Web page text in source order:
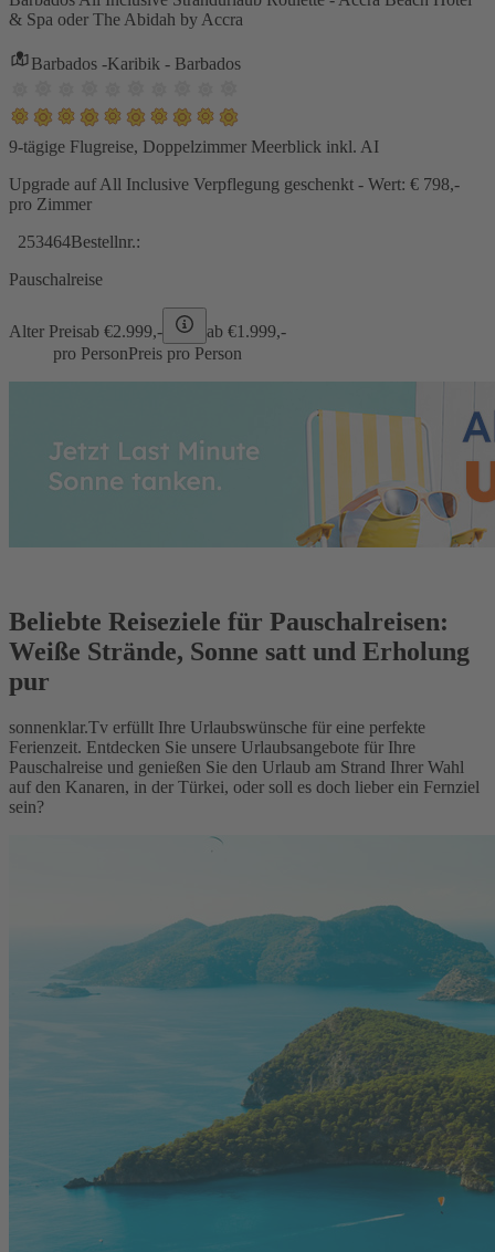
& Spa oder The Abidah by Accra
Barbados -Karibik - Barbados
9-tägige Flugreise, Doppelzimmer Meerblick inkl. AI
Upgrade auf All Inclusive Verpflegung geschenkt - Wert: € 798,-
pro Zimmer
253464Bestellnr.:
Pauschalreise
Alter Preisab €2.999,- ab €1.999,-
pro PersonPreis pro Person
Beliebte Reiseziele für Pauschalreisen:
Weiße Strände, Sonne satt und Erholung
pur
sonnenklar.Tv erfüllt Ihre Urlaubswünsche für eine perfekte
Ferienzeit. Entdecken Sie unsere Urlaubsangebote für Ihre
Pauschalreise und genießen Sie den Urlaub am Strand Ihrer Wahl
auf den Kanaren, in der Türkei, oder soll es doch lieber ein Fernziel
sein?